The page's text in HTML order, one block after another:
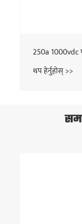
250a 1000vdc
थप हेर्नुहोस् >>